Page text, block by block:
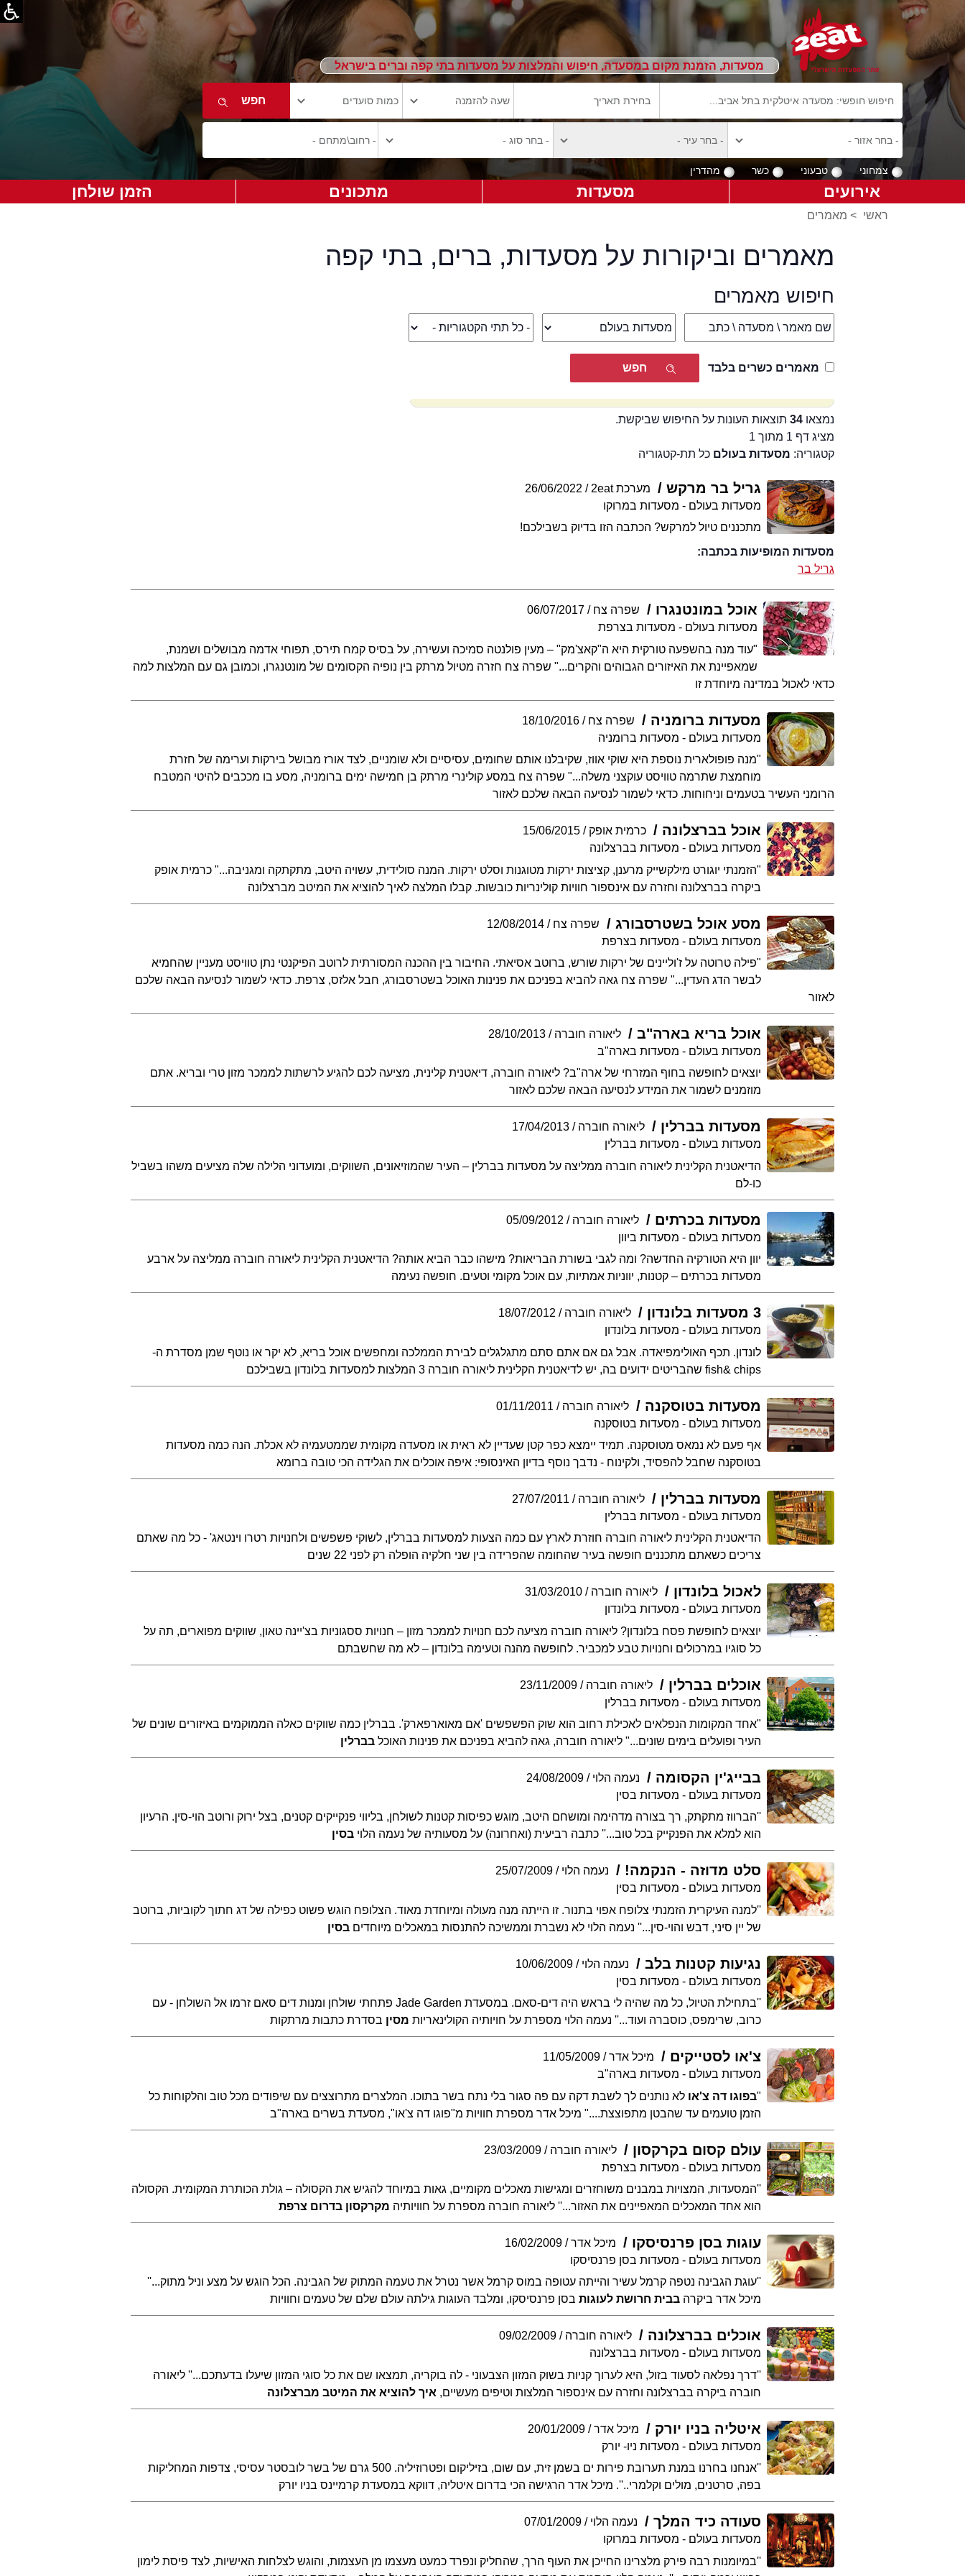
מסעדות, הזמנת מקום במסעדה, חיפוש והמלצות על מסעדות בתי קפה וברים בישראל
צמחוני טבעוני כשר מהדרין
אירועים מסעדות מתכונים הזמן שולחן
ראשי > מאמרים
מאמרים וביקורות על מסעדות, ברים, בתי קפה
חיפוש מאמרים
מאמרים כשרים בלבד
נמצאו 34תוצאות העונות על החיפוש שביקשת.
מציג דף 1 מתוך 1
קטגוריה: מסעדות בעולם כל תת-קטגוריה
גריל בר מרקש מערכת 2eat
26/06/2022
מסעדות בעולם - מסעדות במרוקו
מתכננים טיול למרקש? הכתבה הזו בדיוק בשבילכם!
מסעדות המופיעות בכתבה:
גריל בר
אוכל במונטנגרו שפרה צח
06/07/2017
מסעדות בעולם - מסעדות בצרפת
"עוד מנה בהשפעה טורקית היא ה"קאצ'מק" – מעין פולנטה סמיכה ועשירה, על בסיס קמח תירס, תפוחי אדמה מבושלים ושמנת,
שמאפיינת את האיזורים הגבוהים והקרים..." שפרה צח חזרה מטיול מרתק בין נופיה הקסומים של מונטנגרו, וכמובן גם עם המלצות למה
כדאי לאכול במדינה מיוחדת זו
מסעדות ברומניה שפרה צח
18/10/2016
מסעדות בעולם - מסעדות ברומניה
"מנה פופולארית נוספת היא שוקי אווז, שקיבלנו אותם שחומים, עסיסיים ולא שומניים, לצד אורז מבושל בירקות וערימה של חזרת
מוחמצת שתרמה טוויסט עוקצני משלה..." שפרה צח במסע קולינרי מרתק בן חמישה ימים ברומניה, מסע בו מככבים להיטי המטבח
הרומני העשיר בטעמים וניחוחות. כדאי לשמור לנסיעה הבאה שלכם לאזור
אוכל בברצלונה כרמית אופק
15/06/2015
מסעדות בעולם - מסעדות בברצלונה
"הזמנתי יוגורט מילקשייק מרענן, קציצות ירקות מטוגנות וסלט ירקות. המנה סולידית, עשויה היטב, מתקתקה ומגניבה..." כרמית אופק
ביקרה בברצלונה וחזרה עם אינספור חוויות קולינריות כובשות. קבלו המלצה לאיך להוציא את המיטב מברצלונה
מסע אוכל בשטרסבורג שפרה צח
12/08/2014
מסעדות בעולם - מסעדות בצרפת
"פילה טרוטה על ז'וליינים של ירקות שורש, ברוטב אסיאתי. החיבור בין ההכנה המסורתית לרוטב הפיקנטי נתן טוויסט מעניין שהחמיא
לבשר הדג העדין..." שפרה צח גאה להביא בפניכם את פנינות האוכל בשטרסבורג, חבל אלזס, צרפת. כדאי לשמור לנסיעה הבאה שלכם
לאזור
אוכל בריא בארה"ב ליאורה חוברה
28/10/2013
מסעדות בעולם - מסעדות בארה"ב
יוצאים לחופשה בחוף המזרחי של ארה"ב? ליאורה חוברה, דיאטנית קלינית, מציעה לכם להגיע לרשתות לממכר מזון טרי ובריא. אתם
מוזמנים לשמור את המידע לנסיעה הבאה שלכם לאזור
מסעדות בברלין ליאורה חוברה
17/04/2013
מסעדות בעולם - מסעדות בברלין
הדיאטנית הקלינית ליאורה חוברה ממליצה על מסעדות בברלין – העיר שהמוזיאונים, השווקים, ומועדוני הלילה שלה מציעים משהו בשביל
כו-לם
מסעדות בכרתים ליאורה חוברה
05/09/2012
מסעדות בעולם - מסעדות ביוון
יוון היא הטורקיה החדשה? ומה לגבי בשורת הבריאות? מישהו כבר הביא אותה? הדיאטנית הקלינית ליאורה חוברה ממליצה על ארבע
מסעדות בכרתים – קטנות, יווניות אמתיות, עם אוכל מקומי וטעים. חופשה נעימה
3 מסעדות בלונדון ליאורה חוברה
18/07/2012
מסעדות בעולם - מסעדות בלונדון
לונדון. תכף האולימפיאדה. אבל גם אם אתם סתם מתגלגלים לבירת הממלכה ומחפשים אוכל בריא, לא יקר או נוטף שמן מסדרת ה-
fish& chips שהבריטים ידועים בה, יש לדיאטנית הקלינית ליאורה חוברה 3 המלצות למסעדות בלונדון בשבילכם
מסעדות בטוסקנה ליאורה חוברה
01/11/2011
מסעדות בעולם - מסעדות בטוסקנה
אף פעם לא נמאס מטוסקנה. תמיד יימצא כפר קטן שעדיין לא ראית או מסעדה מקומית שממטעמיה לא אכלת. הנה כמה מסעדות
בטוסקנה שחבל להפסיד, ולקינוח - נדבך נוסף בדיון האינסופי: איפה אוכלים את הגלידה הכי טובה ברומא
מסעדות בברלין ליאורה חוברה
27/07/2011
מסעדות בעולם - מסעדות בברלין
הדיאטנית הקלינית ליאורה חוברה חוזרת לארץ עם כמה הצעות למסעדות בברלין, לשוקי פשפשים ולחנויות רטרו וינטאג' - כל מה שאתם
צריכים כשאתם מתכננים חופשה בעיר שהחומה שהפרידה בין שני חלקיה הופלה רק לפני 22 שנים
לאכול בלונדון ליאורה חוברה
31/03/2010
מסעדות בעולם - מסעדות בלונדון
יוצאים לחופשת פסח בלונדון? ליאורה חוברה מציעה לכם חנויות לממכר מזון – חנויות ססגוניות בצ'יינה טאון, שווקים מפוארים, תה על
כל סוגיו במרכולים וחנויות טבע למכביר. לחופשה מהנה וטעימה בלונדון – לא מה שחשבתם
אוכלים בברלין ליאורה חוברה
23/11/2009
מסעדות בעולם - מסעדות בברלין
"אחד המקומות הנפלאים לאכילת רחוב הוא שוק הפשפשים 'אם מאוארפארק'. בברלין כמה שווקים כאלה הממוקמים באיזורים שונים של
העיר ופועלים בימים שונים..." ליאורה חוברה, גאה להביא בפניכם את פנינות האוכל בברלין
בבייג'ין הקסומה נעמה הלוי
24/08/2009
מסעדות בעולם - מסעדות בסין
''הברווז מתקתק, רך בצורה מדהימה ומושחם היטב, מוגש כפיסות קטנות לשולחן, בליווי פנקייקים קטנים, בצל ירוק ורוטב הוי-סין. הרעיון
הוא למלא את הפנקייק בכל טוב...'' כתבה רביעית (ואחרונה) על מסעותיה של נעמה הלוי בסין
סלט מדוזה - הנקמה! נעמה הלוי
25/07/2009
מסעדות בעולם - מסעדות בסין
''למנה העיקרית הזמנתי צלופח אפוי בתנור. זו הייתה מנה מעולה ומיוחדת מאוד. הצלופח הוגש פשוט כפילה של דג חתוך לקוביות, ברוטב
של יין סיני, דבש והוי-סין...'' נעמה הלוי לא נשברת וממשיכה להתנסות במאכלים מיוחדים בסין
נגיעות קטנות בלב נעמה הלוי
10/06/2009
מסעדות בעולם - מסעדות בסין
''בתחילת הטיול, כל מה שהיה לי בראש היה דים-סאם. במסעדת Jade Garden פתחתי שולחן ומנות דים סאם זרמו אל השולחן - עם
כרוב, שרימפס, כוסברה ועוד...'' נעמה הלוי מספרת על חויותיה הקולינאריות מסין בסדרת כתבות מרתקות
צ'או לסטייקים מיכל אדר
11/05/2009
מסעדות בעולם - מסעדות בארה"ב
"בפוגו דה צ'או לא נותנים לך לשבת דקה עם פה סגור בלי נתח בשר בתוכו. המלצרים מתרוצצים עם שיפודים מכל טוב והלקוחות כל
הזמן טועמים עד שהבטן מתפוצצת...." מיכל אדר מספרת חוויות מ"פוגו דה צ'או", מסעדת בשרים בארה"ב
עולם קסום בקרקסון ליאורה חוברה
23/03/2009
מסעדות בעולם - מסעדות בצרפת
''המסעדות, המצויות במבנים משוחזרים ומגישות מאכלים מקומיים, גאות במיוחד להגיש את הקסולה – גולת הכותרת המקומית. הקסולה
הוא אחד המאכלים המאפיינים את האזור...'' ליאורה חוברה מספרת על חוויותיה מקרקסון בדרום צרפת
עוגות בסן פרנסיסקו מיכל אדר
16/02/2009
מסעדות בעולם - מסעדות בסן פרנסיסקו
''עוגת הגבינה נטפה קרמל עשיר והייתה עטופה במוס קרמל אשר נטרל את טעמה המתוק של הגבינה. הכל הוגש על מצע וניל מתוק...''
מיכל אדר ביקרה בבית חרושת לעוגותבסן פרנסיסקו, ומלבד העוגות גילתה עולם שלם של טעמים וחוויות
אוכלים בברצלונה ליאורה חוברה
09/02/2009
מסעדות בעולם - מסעדות בברצלונה
''דרך נפלאה לסעוד בזול, היא לערוך קניות בשוק המזון הצבעוני - לה בוקריה, תמצאו שם את כל סוגי המזון שיעלו בדעתכם...'' ליאורה
חוברה ביקרה בברצלונה וחזרה עם אינספור המלצות וטיפים מעשיים, איך להוציא את המיטב מברצלונה
איטליה בניו יורק מיכל אדר
20/01/2009
מסעדות בעולם - מסעדות ניו- יורק
''אנחנו בחרנו במנת תערובת פירות ים בשמן זית, עם שום, בזיליקום ופטרוזיליה. 500 גרם של בשר לובסטר עסיסי, צדפות המחליקות
בפה, סרטנים, מולים וקלמרי..''. מיכל אדר הרגישה הכי בדרום איטליה, דווקא במסעדת קרמיינס בניו יורק
סעודה כיד המלך נעמה הלוי
07/01/2009
מסעדות בעולם - מסעדות במרוקו
''במיומנות רבה פירק מלצרינו החייכן את העוף הרך, שהחליק ונפרד כמעט מעצמו מן העצמות, והוגש לצלחות האישיות, לצד פיסת לימון